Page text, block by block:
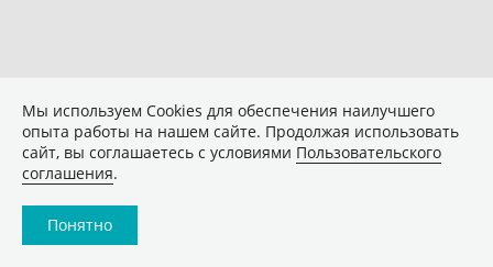
Мы используем Сookies для обеспечения наилучшего
опыта работы на нашем сайте. Продолжая использовать
сайт, вы соглашаетесь с условиями Пользовательского
соглашения.
Понятно